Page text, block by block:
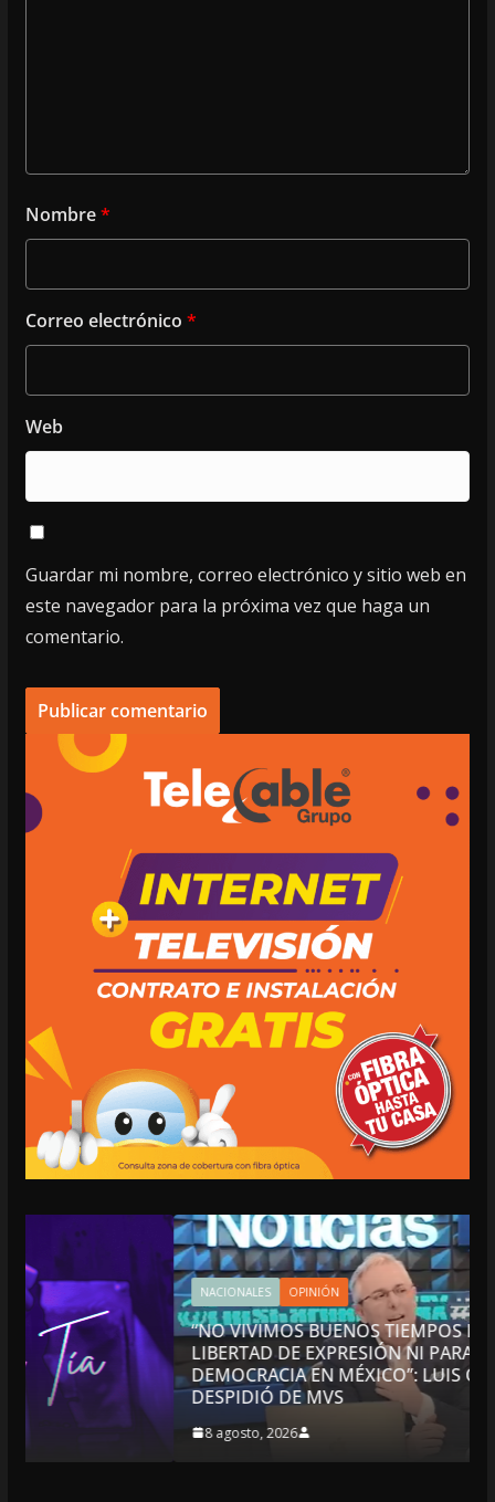
Nombre*
Correo electrónico *
Web
Guardar mi nombre, correo electrónico y sitio web en
este navegador para la próxima vez que haga un
comentario.
NACIONALES OPINIÓN
“NO VIVIMOS BUENOS TIEMPOS PARA LA
LIBERTAD DE EXPRESIÓN NI PARA LA
DEMOCRACIA EN MÉXICO”: LUIS CÁRDENAS; SE
DESPIDIÓ DE MVS
8 agosto, 2026